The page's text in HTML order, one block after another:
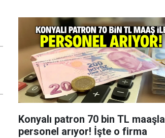
Konyalı patron 70 bin TL maaşla
personel arıyor! İşte o firma